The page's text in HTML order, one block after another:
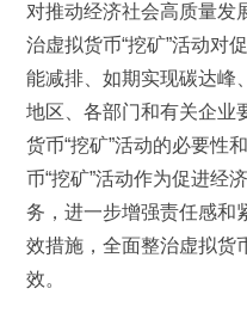
对推动经济社会高质量发
治虚拟货币“挖矿”活动对
能减排、如期实现碳达峰
地区、各部门和有关企业
货币“挖矿”活动的必要性
币“挖矿”活动作为促进经
务，进一步增强责任感和
效措施，全面整治虚拟货
效。